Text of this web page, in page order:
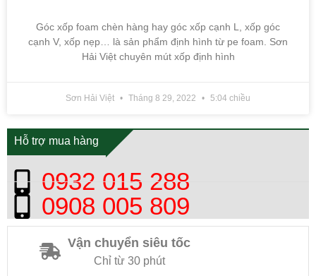
Hỗ trợ mua hàng
0932 015 288
0908 005 809
Vận chuyển siêu tốc
Chỉ từ 30 phút
Góc xốp foam chèn hàng hay góc xốp cạnh L, xốp góc
cạnh V, xốp nẹp… là sản phẩm định hình từ pe foam. Sơn
Hải Việt chuyên mút xốp định hình
Sơn Hải Việt Tháng 8 29, 2022 5:04 chiều